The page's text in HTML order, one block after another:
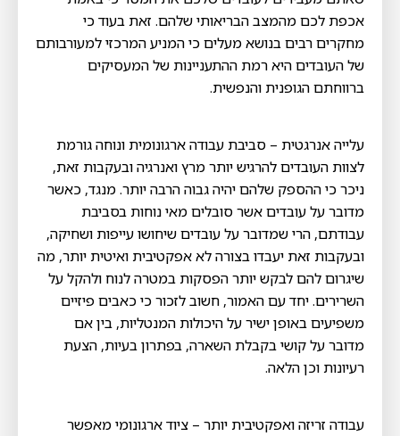
אכפת לכם מהמצב הבריאותי שלהם. זאת בעוד כי
מחקרים רבים בנושא מעלים כי המניע המרכזי למעורבותם
של העובדים היא רמת ההתעניינות של המעסיקים
ברווחתם הגופנית והנפשית.
עלייה אנרגטית – סביבת עבודה ארגונומית ונוחה גורמת
לצוות העובדים להרגיש יותר מרץ ואנרגיה ובעקבות זאת,
ניכר כי ההספק שלהם יהיה גבוה הרבה יותר. מנגד, כאשר
מדובר על עובדים אשר סובלים מאי נוחות בסביבת
עבודתם, הרי שמדובר על עובדים שיחושו עייפות ושחיקה,
ובעקבות זאת יעבדו בצורה לא אפקטיבית ואיטית יותר, מה
שיגרום להם לבקש יותר הפסקות במטרה לנוח ולהקל על
השרירים. יחד עם האמור, חשוב לזכור כי כאבים פיזיים
משפיעים באופן ישיר על היכולות המנטליות, בין אם
מדובר על קושי בקבלת השארה, בפתרון בעיות, הצעת
רעיונות וכן הלאה.
עבודה זריזה ואפקטיבית יותר – ציוד ארגונומי מאפשר